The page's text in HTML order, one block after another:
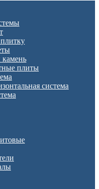
плиты
система